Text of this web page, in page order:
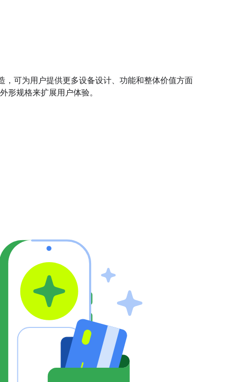
，可为用户提供更多设备设计、功能和整体价值方面
形规格来扩展用户体验。